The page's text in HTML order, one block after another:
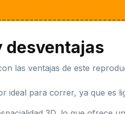
desventajas
las ventajas de este
ideal para correr, ya que es